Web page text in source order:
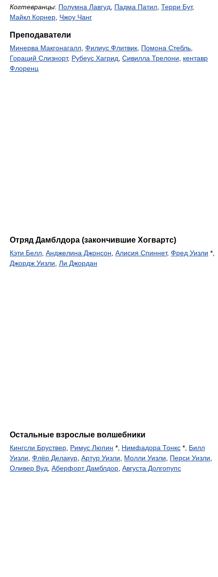
Когтевранцы: Полумна Лавгуд Падма Патил Терри Бут,
Майкл Корнер Чжоу Чанг
Преподаватели
Минерва Макгонагалл Филиус Флитвик Помона Стебль
Гораций Слизнорт, Рубеус Хагрид Сивилла Трелони
кентавр
Флоренц
Отряд Дамблдора (закончившие Хогвартс)
Кэти Белл Анджелина Джонсон Алисия Спиннет, Фред Уизли *,
Джордж Уизли Ли Джордан
Остальные взрослые волшебники
Кингсли Бруствер Римус Люпин *, Нимфадора Тонкс *, Билл
Уизли Флёр Делакур Артур Уизли Молли Уизли Перси Уизли
Оливер Вуд Аберфорт Дамблдор Августа Долгопупс